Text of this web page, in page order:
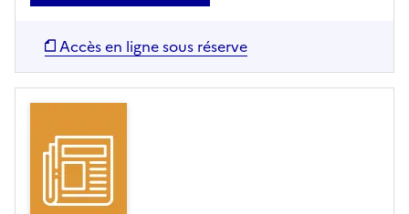
Accès en ligne sous réserve